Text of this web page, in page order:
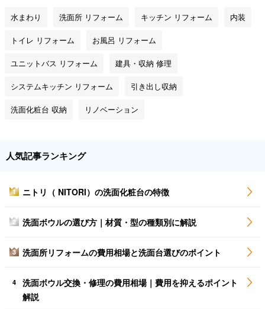
水まわり 洗面所 リフォーム キッチン リフォーム 内装
トイレ リフォーム お風呂 リフォーム
ユニットバス リフォーム 建具・収納 修理
システムキッチン リフォーム 引き出し収納
洗面化粧台 収納 リノベーション
人気記事ランキング
1 ニトリ（ NITORI）の洗面化粧台の特徴
2 洗面ボウルの選び方｜材質・型の種類別に解説
3 洗面所リフォームの費用相場と洗面台選びのポイント
4
洗面ボウル交換・修理の費用相場｜費用を抑えるポイント
解説